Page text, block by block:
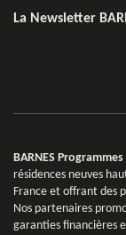
La Newsletter
BARNES
résidences neuves
France et offrant des
Nos partenaires
garanties financières